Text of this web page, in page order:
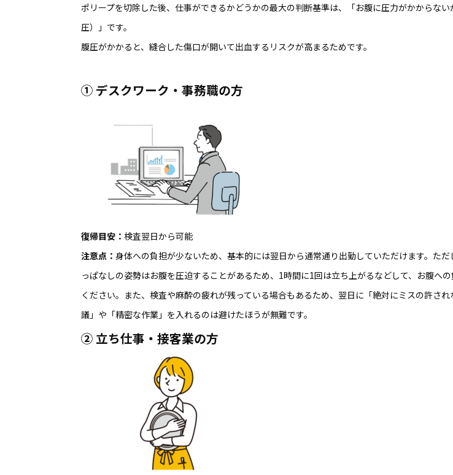
ポリープを切除した後、仕事ができるかどうかの最大の判断基準は、「お腹に圧力がかからな
圧）」です。
腹圧がかかると、縫合した傷口が開いて出血するリスクが高まるためです。
① デスクワーク・事務職の方
復帰目安： 検査翌日から可能
注意点： 身体への負担が少ないため、基本的には翌日から通常通り出勤していただけます。ただ
っぱなしの姿勢はお腹を圧迫することがあるため、1時間に1回は立ち上がるなどして、お腹へ
ください。また、検査や麻酔の疲れが残っている場合もあるため、翌日に「絶対にミスの許さ
議」や「精密な作業」を入れるのは避けたほうが無難です。
② 立ち仕事・接客業の方